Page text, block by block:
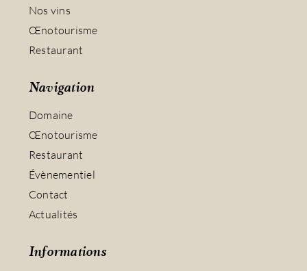
Nos vins
Œnotourisme
Restaurant
Navigation
Domaine
Œnotourisme
Restaurant
Évènementiel
Contact
Actualités
Informations